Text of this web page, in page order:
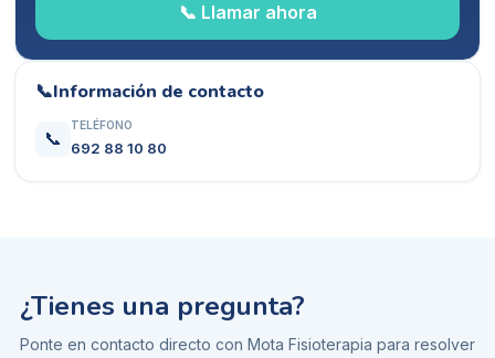
📞 Llamar ahora
📞Información de contacto
📞
TELÉFONO
692 88 10 80
¿Tienes una pregunta?
Ponte en contacto directo con Mota Fisioterapia para resolver